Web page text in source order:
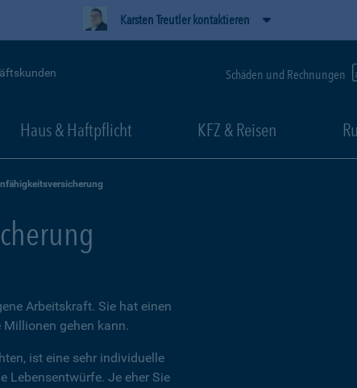
Karsten Treutler kontaktieren
Schäden und Rechnungen
Haus & Haftpflicht KFZ & Reisen
Arbeitskraft. Sie hat einen
gehen kann.
ist eine sehr individuelle
Lebensentwürfe. Je eher Sie